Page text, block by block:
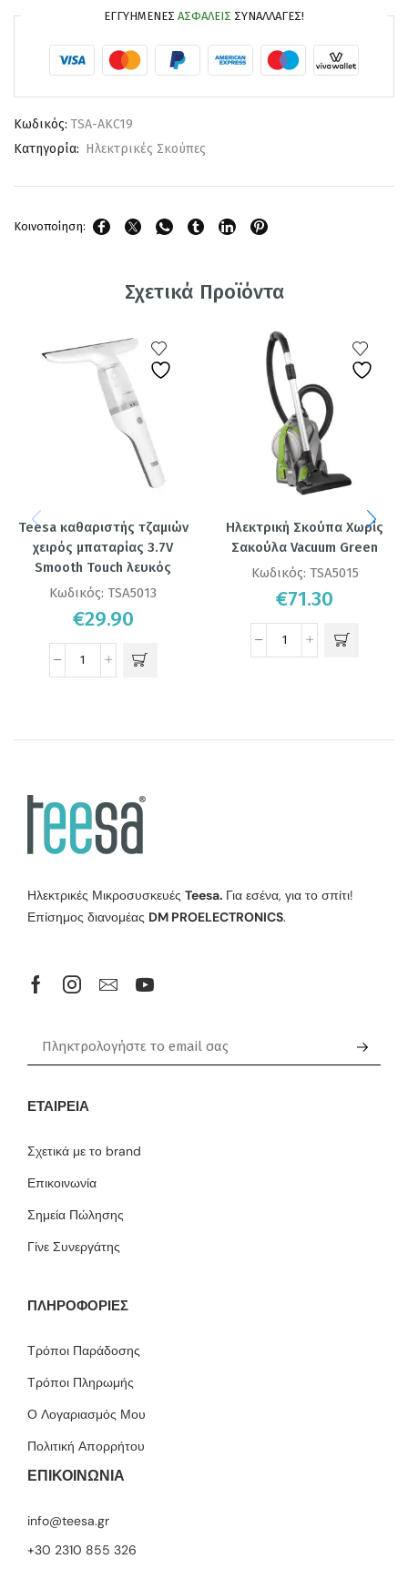
ΕΓΓΥΗΜΈΝΕΣ ΑΣΦΑΛΕΊΣ ΣΥΝΑΛΛΑΓΈΣ!
Κωδικός: TSA-AKC19
Κατηγορία: Ηλεκτρικές Σκούπες
Κοινοποίηση:
Σχετικά Προϊόντα
Teesa καθαριστής τζαμιών
χειρός μπαταρίας 3.7V
Smooth Touch λευκός
Κωδικός:TSA5013
€29.90
Ηλεκτρική Σκούπα Χωρίς
Σακούλα Vacuum Green
Κωδικός: TSA5015
€71.30
Ηλεκτρικές Μικροσυσκευές Teesa. Για εσένα, για το σπίτι!
Επίσημος διανομέας DM PROELECTRONICS.
ΕΤΑΙΡΕΊΑ
Σχετικά με το brand
Επικοινωνία
Σημεία Πώλησης
Γίνε Συνεργάτης
ΠΛΗΡΟΦΟΡΙΕΣ
Τρόποι Παράδοσης
Τρόποι Πληρωμής
Ο Λογαριασμός Μου
Πολιτική Απορρήτου
ΕΠΙΚΟΙΝΩΝΙΑ
info@teesa.gr
+30 2310 855 326